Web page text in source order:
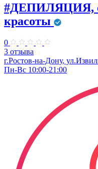
#ДЕПИЛЯЦИЯ,
красоты
0
3 отзыва
г.Ростов-на-Дону,
Пн-Вс 10:00-21:00